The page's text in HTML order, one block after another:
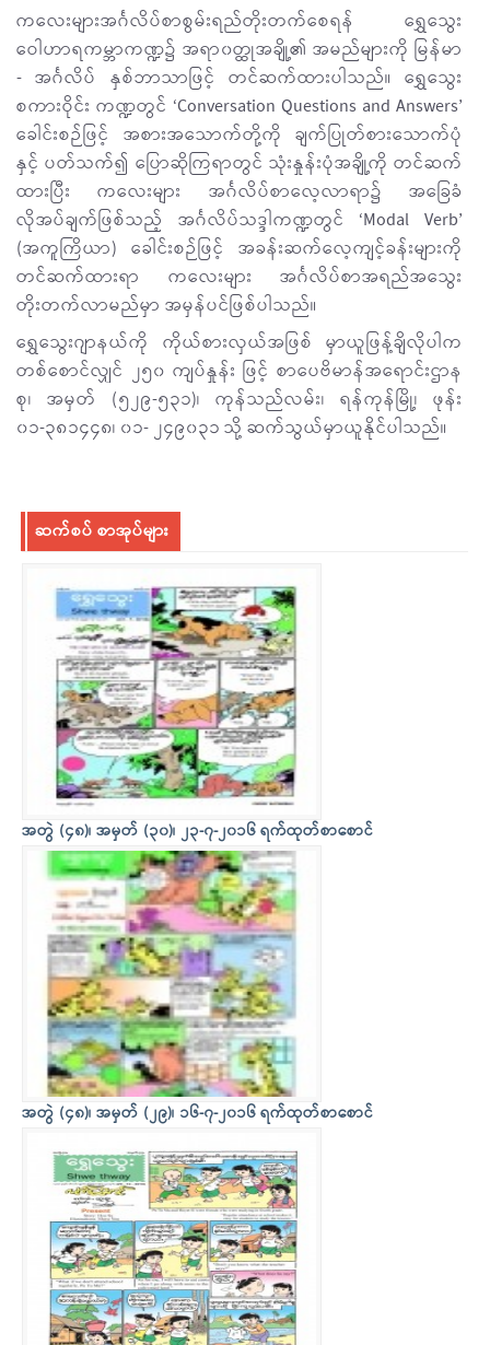
ကလေးများအင်္ဂလိပ်စာစွမ်းရည်တိုးတက်စေရန် ရွှေသွေး
ဝေါဟာရကမ္ဘာကဏ္ဍ၌ အရာ၀တ္ထုအချို့၏ အမည်များကို မြန်မာ
- အင်္ဂလိပ် နှစ်ဘာသာဖြင့် တင်ဆက်ထားပါသည်။ ရွှေသွေး
စကားဝိုင်း ကဏ္ဍတွင် ‘Conversation Questions and Answers’
ခေါင်းစဉ်ဖြင့် အစားအသောက်တို့ကို ချက်ပြုတ်စားသောက်ပုံ
နှင့် ပတ်သက်၍ ပြောဆိုကြရာတွင် သုံးနှုန်းပုံအချို့ကို တင်ဆက်
ထားပြီး ကလေးများ အင်္ဂလိပ်စာလေ့လာရာ၌ အခြေခံ
လိုအပ်ချက်ဖြစ်သည့် အင်္ဂလိပ်သဒ္ဒါကဏ္ဍတွင် ‘Modal Verb’
(အကူကြိယာ) ခေါင်းစဉ်ဖြင့် အခန်းဆက်လေ့ကျင့်ခန်းများကို
တင်ဆက်ထားရာ ကလေးများ အင်္ဂလိပ်စာအရည်အသွေး
တိုးတက်လာမည်မှာ အမှန်ပင်ဖြစ်ပါသည်။
ရွှေသွေးဂျာနယ်ကို ကိုယ်စားလှယ်အဖြစ် မှာယူဖြန့်ချိလိုပါက
တစ်စောင်လျှင် ၂၅၀ ကျပ်နှုန်း ဖြင့် စာပေဗိမာန်အရောင်းဌာန
စု၊ အမှတ် (၅၂၉-၅၃၁)၊ ကုန်သည်လမ်း၊ ရန်ကုန်မြို့၊ ဖုန်း
၀၁-၃၈၁၄၄၈၊ ၀၁- ၂၄၉၀၃၁ သို့ ဆက်သွယ်မှာယူနိုင်ပါသည်။
ဆက်စပ် စာအုပ်များ
အတွဲ (၄၈)၊ အမှတ် (၃၀)၊ ၂၃-၇-၂၀၁၆ ရက်ထုတ်စာစောင်
အတွဲ (၄၈)၊ အမှတ် (၂၉)၊ ၁၆-၇-၂၀၁၆ ရက်ထုတ်စာစောင်